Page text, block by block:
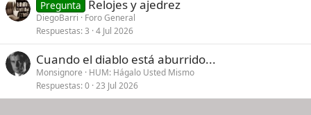
Pregunta Relojes y ajedrez
DiegoBarri
Foro General
Respuestas 3 4 Jul 2026
Cuando el diablo está aburrido...
Monsignore
HUM: Hágalo Usted Mismo
Respuestas 0 23 Jul 2026